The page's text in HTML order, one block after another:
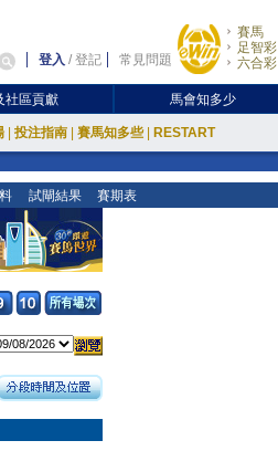
登入 /登記 常見問題
賽馬
足智彩
六合彩
社區貢獻 馬會知多少
投注指南 賽馬知多些 RESTART
試閘結果 賽期表